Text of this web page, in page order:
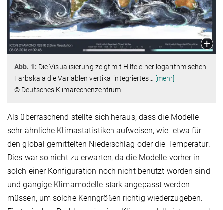
Abb. 1: Die Visualisierung zeigt mit Hilfe einer logarithmischen
Farbskala die Variablen vertikal integriertes
[mehr]
© Deutsches Klimarechenzentrum
Als überraschend stellte sich heraus, dass die Modelle
sehr ähnliche Klimastatistiken aufweisen, wie etwa für
den global gemittelten Niederschlag oder die Temperatur.
Dies war so nicht zu erwarten, da die Modelle vorher in
solch einer Konfiguration noch nicht benutzt worden sind
und gängige Klimamodelle stark angepasst werden
müssen, um solche Kenngrößen richtig wiederzugeben.